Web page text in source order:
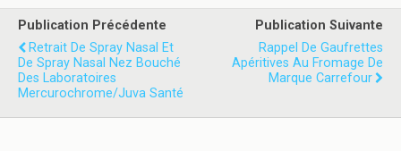
Publication Précédente
Retrait De Spray Nasal Et
De Spray Nasal Nez Bouché
Des Laboratoires
Mercurochrome/Juva Santé
Publication Suivante
Rappel De Gaufrettes
Apéritives Au Fromage De
Marque Carrefour